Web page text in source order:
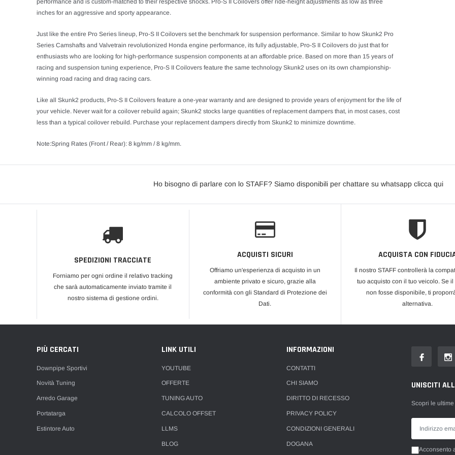
inches for an aggressive and sporty appearance.
Just like the entire Pro Series lineup, Pro-S II Coilovers set the benchmark for suspension performance. Similar to how Skunk2 Pro
Series Camshafts and Valvetrain revolutionized Honda engine performance, its fully adjustable, Pro-S II Coilovers do just that for
enthusiasts who are looking for high-performance suspension components at an affordable price. Based on more than 15 years of
racing and suspension tuning experience, Pro-S II Coilovers feature the same technology Skunk2 uses on its own championship-
winning road racing and drag racing cars.
Like all Skunk2 products, Pro-S II Coilovers feature a one-year warranty and are designed to provide years of enjoyment for the life of
your vehicle. Never wait for a coilover rebuild again; Skunk2 stocks large quantities of replacement dampers that, in most cases, cost
less than a typical coilover rebuild. Purchase your replacement dampers directly from Skunk2 to minimize downtime.
Note:Spring Rates (Front / Rear): 8 kg/mm / 8 kg/mm.
Ho bisogno di parlare con lo STAFF? Siamo disponibili per chattare su whatsapp clicca qui
SPEDIZIONI TRACCIATE
Forniamo per ogni ordine il relativo tracking
che sarà automaticamente inviato tramite il
nostro sistema di gestione ordini.
ACQUISTI SICURI
Offriamo un'esperienza di acquisto in un
ambiente privato e sicuro, grazie alla
conformità con gli Standard di Protezione dei
Dati.
ACQUISTA CON
Il nostro STAFF controllerà la
tuo acquisto con il tuo veicolo. Se il
non fosse disponibile, ti
alternativa.
PIÙ CERCATI
Downpipe Sportivi
Novità Tuning
Arredo Garage
Portatarga
Estintore Auto
LINK UTILI
YOUTUBE
OFFERTE
TUNING AUTO
CALCOLO OFFSET
LLMS
BLOG
INFORMAZIONI
CONTATTI
CHI SIAMO
DIRITTO DI RECESSO
PRIVACY POLICY
CONDIZIONI GENERALI
DOGANA
UNISCITI
Scopri le
Acconsento